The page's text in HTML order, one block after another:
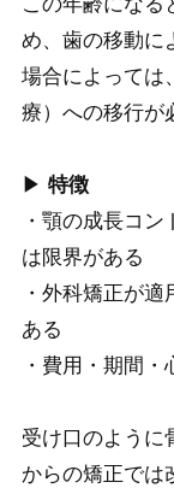
め、歯の移動に
場合によっては
療）への移行が
▶ 特徴
・顎の成長コ
は限界がある
・外科矯正が
ある
・費用・期間
受け口のように
からの矯正では